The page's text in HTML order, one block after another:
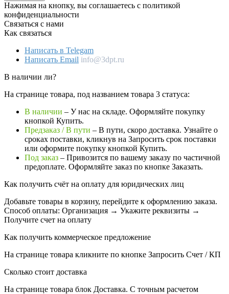
Нажимая на кнопку, вы соглашаетесь с политикой
конфиденциальности
Связаться с нами
Как связаться
Написать в Telegam
Написать Email info@3dpt.ru
В наличии ли?
На странице товара, под названием товара 3 статуса:
В наличии – У нас на складе. Оформляйте покупку
кнопкой Купить.
Предзаказ / В пути – В пути, скоро доставка. Узнайте о
сроках поставки, кликнув на Запросить cрок поставки
или оформите покупку кнопкой Купить.
Под заказ – Привозится по вашему заказу по частичной
предоплате. Оформляйте заказ по кнопке Заказать.
Как получить счёт на оплату для юридических лиц
Добавьте товары в корзину, перейдите к оформлению заказа.
Способ оплаты: Организация → Укажите реквизиты →
Получите счет на оплату
Как получить коммерческое предложение
На странице товара кликните по кнопке Запросить Счет / КП
Сколько стоит доставка
На странице товара блок Доставка. С точным расчетом